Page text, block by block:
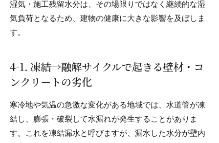
湿気・施工残留水分は、その場限りではなく継続的な湿
気負荷となるため、建物の健康に大きな影響を及ぼしま
す。
4-1. 凍結→融解サイクルで起きる壁材・コ
ンクリートの劣化
寒冷地や気温の急激な変化がある地域では、水道管が凍
結し、膨張・破裂して水漏れが発生することがありま
す。これを凍結漏水と呼びますが、漏水した水分が壁内